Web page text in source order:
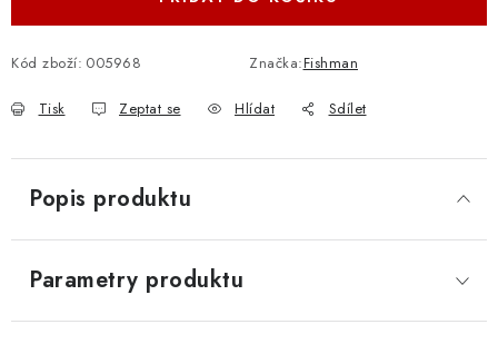
Kód zboží: 005968 Značka:Fishman
Tisk Zeptat se Hlídat Sdílet
Popis produktu
Parametry produktu